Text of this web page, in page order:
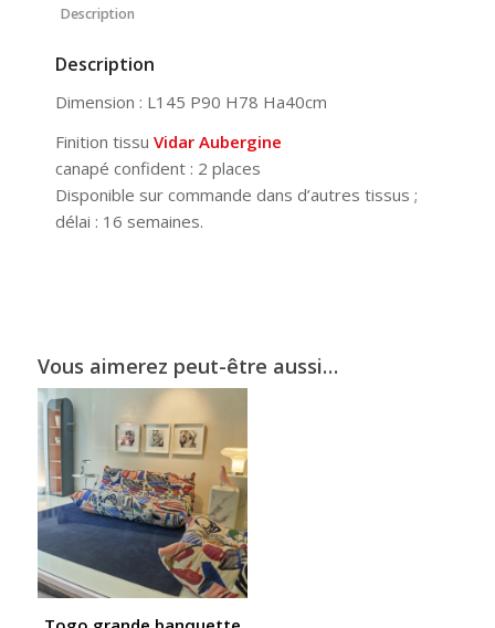
Description
Description
Dimension : L145 P90 H78 Ha40cm
Finition tissu Vidar Aubergine
canapé confident : 2 places
Disponible sur commande dans d’autres tissus ;
délai : 16 semaines.
Vous aimerez peut-être aussi…